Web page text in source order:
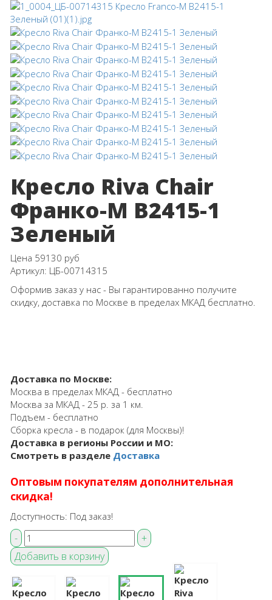
Кресло Riva Chair
Франко-M B2415-1
Зеленый
Цена 59130 руб
Артикул: ЦБ-00714315
Оформив заказ у нас - Вы гарантированно получите
скидку, доставка по Москве в пределах МКАД бесплатно.
Доставка по Москве:
Москва в пределах МКАД - бесплатно
Москва за МКАД - 25 р. за 1 км.
Подъем - бесплатно
Сборка кресла - в подарок (для Москвы)!
Доставка в регионы России и МО:
Смотреть в разделе Доставка
Оптовым покупателям дополнительная
скидка!
Доступность: Под заказ!